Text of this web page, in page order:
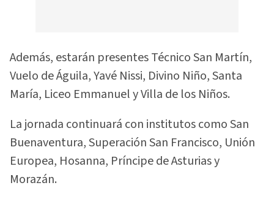
Además, estarán presentes Técnico San Martín,
Vuelo de Águila, Yavé Nissi, Divino Niño, Santa
María, Liceo Emmanuel y Villa de los Niños.
La jornada continuará con institutos como San
Buenaventura, Superación San Francisco, Unión
Europea, Hosanna, Príncipe de Asturias y
Morazán.